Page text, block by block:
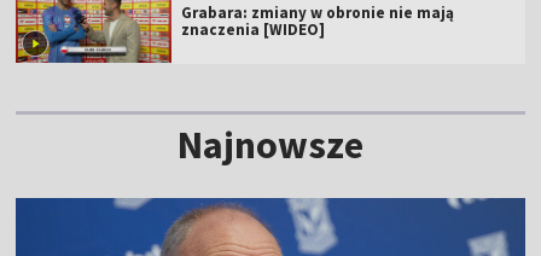
Grabara: zmiany w obronie nie mają
znaczenia [WIDEO]
Najnowsze